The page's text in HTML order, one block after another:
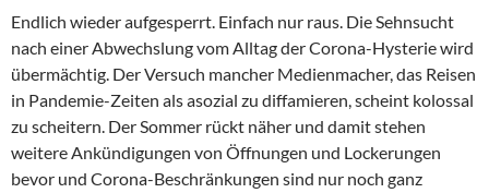
Endlich wieder aufgesperrt. Einfach nur raus. Die Sehnsucht
nach einer Abwechslung vom Alltag der Corona-Hysterie wird
übermächtig. Der Versuch mancher Medienmacher, das Reisen
in Pandemie-Zeiten als asozial zu diffamieren, scheint kolossal
zu scheitern. Der Sommer rückt näher und damit stehen
weitere Ankündigungen von Öffnungen und Lockerungen
bevor und Corona-Beschränkungen sind nur noch ganz